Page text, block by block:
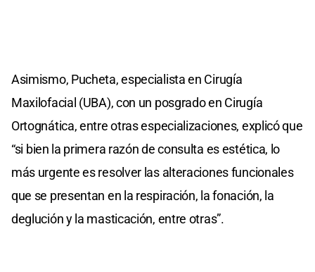
Asimismo, Pucheta, especialista en Cirugía
Maxilofacial (UBA), con un posgrado en Cirugía
Ortognática, entre otras especializaciones, explicó que
“si bien la primera razón de consulta es estética, lo
más urgente es resolver las alteraciones funcionales
que se presentan en la respiración, la fonación, la
deglución y la masticación, entre otras”.